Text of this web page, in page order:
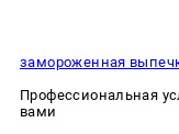
замороженная
Профессиональная
вами